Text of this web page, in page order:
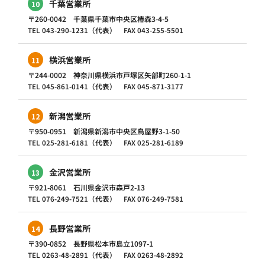
10 千葉営業所
〒260-0042 千葉県千葉市中央区椿森3-4-5
TEL 043-290-1231（代表） FAX 043-255-5501
11 横浜営業所
〒244-0002 神奈川県横浜市戸塚区矢部町260-1-1
TEL 045-861-0141（代表） FAX 045-871-3177
12 新潟営業所
〒950-0951 新潟県新潟市中央区鳥屋野3-1-50
TEL 025-281-6181（代表） FAX 025-281-6189
13 金沢営業所
〒921-8061 石川県金沢市森戸2-13
TEL 076-249-7521（代表） FAX 076-249-7581
14 長野営業所
〒390-0852 長野県松本市島立1097-1
TEL 0263-48-2891（代表） FAX 0263-48-2892